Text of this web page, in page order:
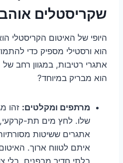
שקריסטלים
היופי של האיטום הקריסטלי
הוא ורסטילי מספיק כדי
אתגרי רטיבות, במגוון רחב של
הוא מבריק במיוחד?
מרתפים ומקלטים: זהו
שלו. לחץ מים תת-קרקעי,
אתגרים ששיטות
איתם לטווח ארוך.
בלתי חדיר מבפנים, בלי